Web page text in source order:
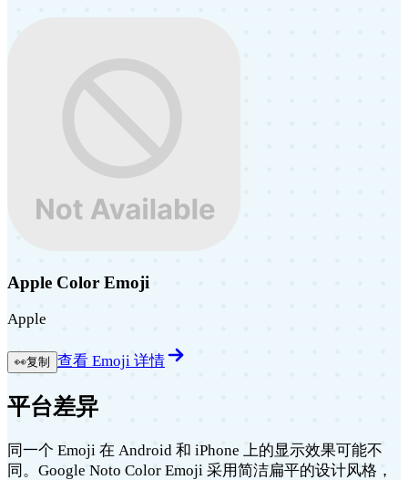
Apple Color Emoji
Apple
👀复制 查看 Emoji 详情
平台差异
同一个 Emoji 在 Android 和 iPhone 上的显示效果可能不
同。Google Noto Color Emoji 采用简洁扁平的设计风格，